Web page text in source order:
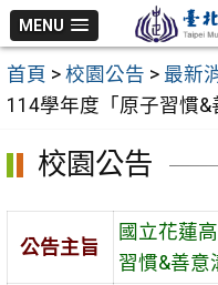
跳
至
主
要
MENU
首頁 > 校園公告 > 最新
114學年度「原子習慣&
校園公告
公告主旨
國立花蓮
習慣&善意